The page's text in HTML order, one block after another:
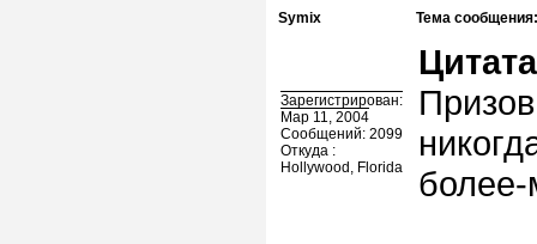
Symix Тема сообщения:
Зарегистрирован:
Мар 11, 2004
Сообщений: 2099
Откуда :
Hollywood, Florida